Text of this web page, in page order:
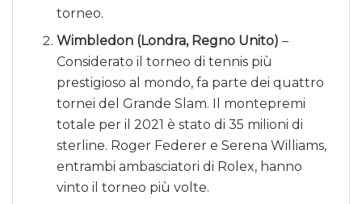
torneo.
Wimbledon (Londra, Regno Unito) –
Considerato il torneo di tennis più
prestigioso al mondo, fa parte dei quattro
tornei del Grande Slam. Il montepremi
totale per il 2021 è stato di 35 milioni di
sterline. Roger Federer e Serena Williams,
entrambi ambasciatori di Rolex, hanno
vinto il torneo più volte.